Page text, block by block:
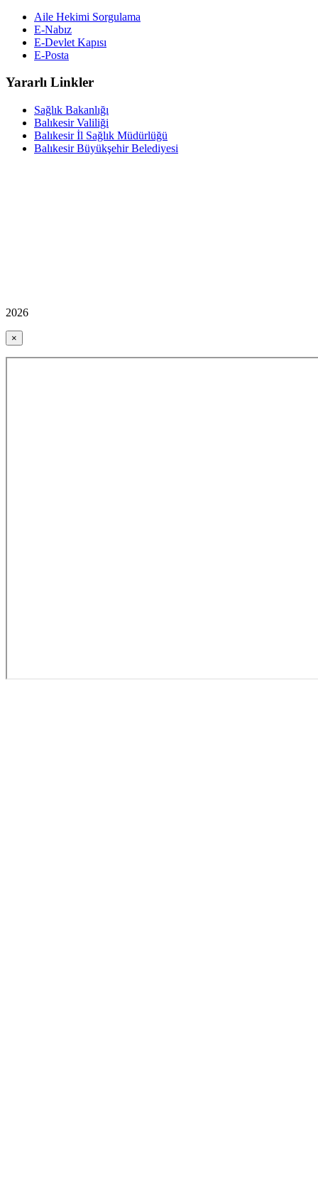
Aile Hekimi Sorgulama
E-Nabız
E-Devlet Kapısı
E-Posta
Yararlı Linkler
Sağlık Bakanlığı
Balıkesir Valiliği
Balıkesir İl Sağlık Müdürlüğü
Balıkesir Büyükşehir Belediyesi
2026
×